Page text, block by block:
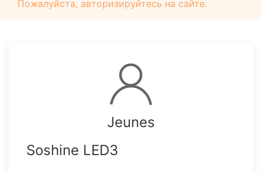
Пожалуйста, авторизируйтесь на сайте.
Jeunes
Soshine LED3